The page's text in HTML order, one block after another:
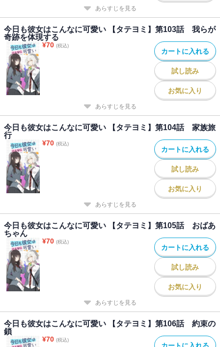
あらすじを見る
今日も彼女はこんなに可愛い 【タテヨミ】第103話 我らが
奇跡を体現する
¥70 (税込)
カートに入れる
試し読み
お気に入り
あらすじを見る
今日も彼女はこんなに可愛い 【タテヨミ】第104話 家族旅
行
¥70 (税込)
カートに入れる
試し読み
お気に入り
あらすじを見る
今日も彼女はこんなに可愛い 【タテヨミ】第105話 おばあ
ちゃん
¥70 (税込)
カートに入れる
試し読み
お気に入り
あらすじを見る
今日も彼女はこんなに可愛い 【タテヨミ】第106話 約束の
鎖
¥70 (税込)